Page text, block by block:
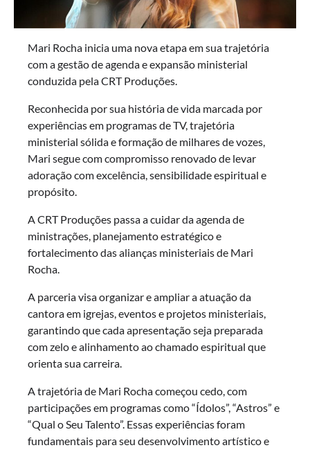
Mari Rocha inicia uma nova etapa em sua trajetória
com a gestão de agenda e expansão ministerial
conduzida pela CRT Produções.
Reconhecida por sua história de vida marcada por
experiências em programas de TV, trajetória
ministerial sólida e formação de milhares de vozes,
Mari segue com compromisso renovado de levar
adoração com excelência, sensibilidade espiritual e
propósito.
A CRT Produções passa a cuidar da agenda de
ministrações, planejamento estratégico e
fortalecimento das alianças ministeriais de Mari
Rocha.
A parceria visa organizar e ampliar a atuação da
cantora em igrejas, eventos e projetos ministeriais,
garantindo que cada apresentação seja preparada
com zelo e alinhamento ao chamado espiritual que
orienta sua carreira.
A trajetória de Mari Rocha começou cedo, com
participações em programas como “Ídolos”, “Astros” e
“Qual o Seu Talento”. Essas experiências foram
fundamentais para seu desenvolvimento artístico e